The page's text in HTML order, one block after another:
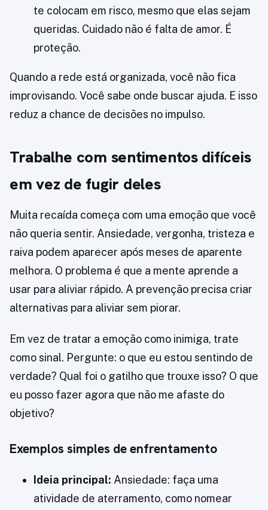
te colocam em risco, mesmo que elas sejam
queridas. Cuidado não é falta de amor. É
proteção.
Quando a rede está organizada, você não fica
improvisando. Você sabe onde buscar ajuda. E isso
reduz a chance de decisões no impulso.
Trabalhe com sentimentos difíceis
em vez de fugir deles
Muita recaída começa com uma emoção que você
não queria sentir. Ansiedade, vergonha, tristeza e
raiva podem aparecer após meses de aparente
melhora. O problema é que a mente aprende a
usar para aliviar rápido. A prevenção precisa criar
alternativas para aliviar sem piorar.
Em vez de tratar a emoção como inimiga, trate
como sinal. Pergunte: o que eu estou sentindo de
verdade? Qual foi o gatilho que trouxe isso? O que
eu posso fazer agora que não me afaste do
objetivo?
Exemplos simples de enfrentamento
Ideia principal: Ansiedade: faça uma
atividade de aterramento, como nomear